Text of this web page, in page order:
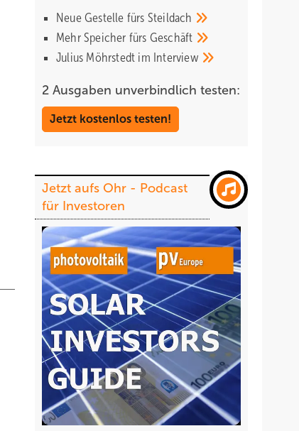
Neue Gestelle fürs Steildach
Mehr Speicher fürs Geschäft
Julius Möhrstedt im Interview
2 Ausgaben unverbindlich testen:
Jetzt kostenlos testen!
Jetzt aufs Ohr - Podcast
für Investoren